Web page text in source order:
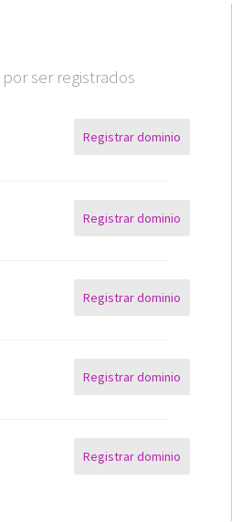
ser registrados
Registrar dominio
Registrar dominio
Registrar dominio
Registrar dominio
Registrar dominio